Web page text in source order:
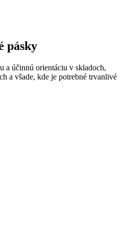
pásky
a účinnú orientáciu v skladoch,
a všade, kde je potrebné trvanlivé